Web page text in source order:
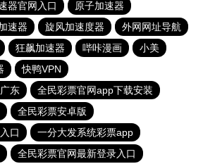
器官网入口
原子加速器
速器 旋风加速度器
外网网址导航
狂飙加速器 哔咔漫画
小美
快鸭VPN
东
全民彩票官网app下载安装
全民彩票安卓版
口
一分大发系统彩票app
全民彩票官网最新登录入口